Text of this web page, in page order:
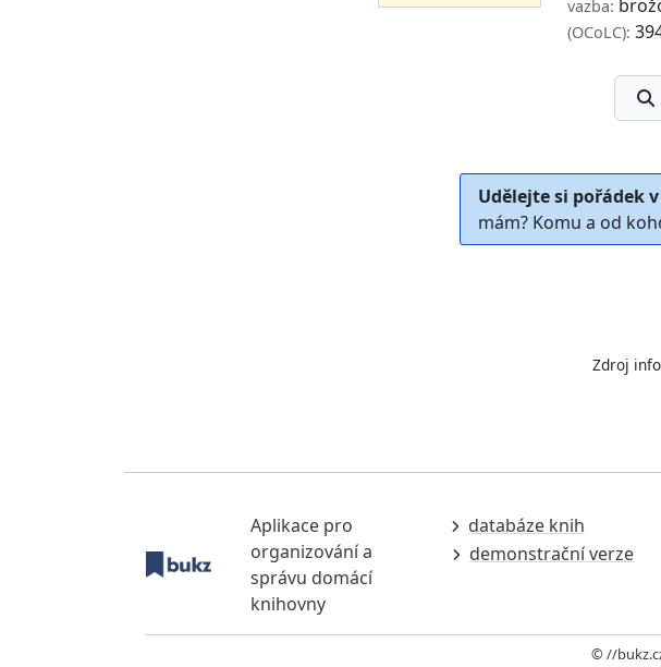
vazba:
(OCoLC):
Udělejte si pořádek
mám? Komu a od
Zdroj
Aplikace pro
organizování a
správu domácí
knihovny
databáze knih
demonstrační verze
© //